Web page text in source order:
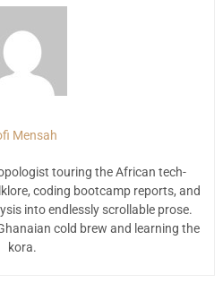
Mensah
touring the African tech-
coding bootcamp reports, and
into endlessly scrollable prose.
cold brew and learning the
kora.